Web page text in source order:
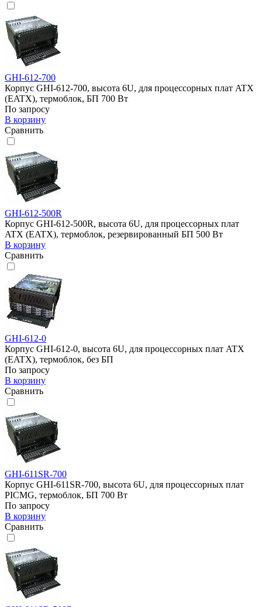
GHI-612-700
Корпус GHI-612-700, высота 6U, для процессорных плат ATX
(EATX), термоблок, БП 700 Вт
По запросу
В корзину
Сравнить
GHI-612-500R
Корпус GHI-612-500R, высота 6U, для процессорных плат
ATX (EATX), термоблок, резервированный БП 500 Вт
В корзину
Сравнить
GHI-612-0
Корпус GHI-612-0, высота 6U, для процессорных плат ATX
(EATX), термоблок, без БП
По запросу
В корзину
Сравнить
GHI-611SR-700
Корпус GHI-611SR-700, высота 6U, для процессорных плат
PICMG, термоблок, БП 700 Вт
По запросу
В корзину
Сравнить